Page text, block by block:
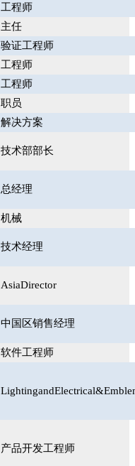
工程师
主任
验证工程师
工程师
工程师
职员
解决方案
技术部部长
总经理
机械
技术经理
AsiaDirector
中国区销售经理
软件工程师
产品开发工程师